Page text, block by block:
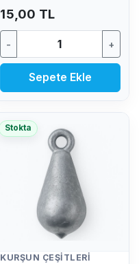
15,00 TL
- +
Sepete Ekle
Stokta
KURŞUN ÇEŞITLERI